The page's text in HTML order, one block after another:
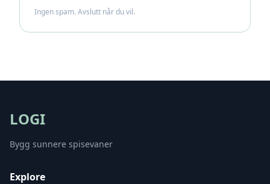
Ingen spam. Avslutt når du vil.
LOGI
Bygg sunnere spisevaner
Explore